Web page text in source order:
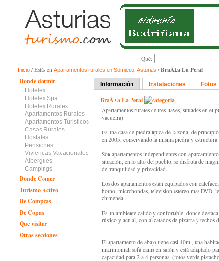
Qué:
Inicio / Estás en Apartamentos rurales en Somiedo, Asturias / BraÃ±a La Peral
Donde dormir
Hoteles
Hoteles Spa
Hoteles Rurales
Apartamentos Rurales
Apartamentos Turisticos
Casas Rurales
Hostales
Pensiones
Viviendas Vacacionales
Albergues
Campings
Donde Comer
Turismo Activo
De Compras
De Copas
Que visitar
Otras secciones
Información Instalaciones Fotos
BraÃ±a La Peral
Apartamentos rurales de tres llaves, situados en el
vaqueira)
Es una casa de piedra típica de la zona, de
en 2005, conservando la misma piedra y
Son apartamentos independientes con
situación, en lo alto del pueblo, se disfruta de
de tranquilidad y privacidad.
Los dos apartamentos están equipados con
horno, microhondas, television estéreo mas DVD,
chimenéa.
Es un ambiente cálido y confortable, donde
rústico y actual, con alicatados de pizarra y techos
El apartamento de abajo tiene casi 40m., una
matrimonial, sofá cama en salón y está adaptado
capacidad para 2 a 4 personas. (fotos verde